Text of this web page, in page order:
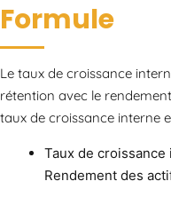
Formule
Le taux de croissance
rétention avec le
taux de croissance interne
Taux de
Rendement des